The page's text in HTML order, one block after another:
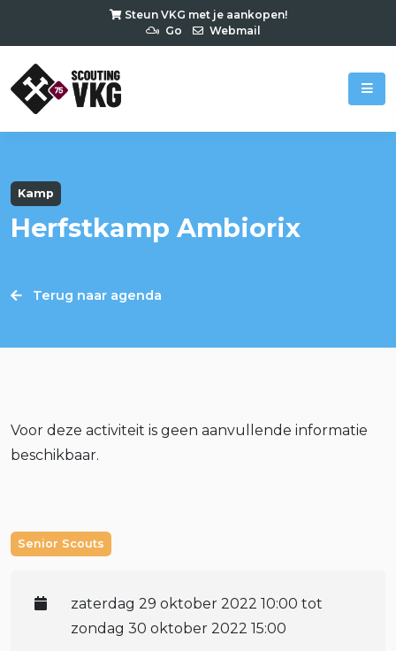
Steun VKG met je aankopen!
Go
Webmail
Kamp
Herfstkamp Ambiorix
Terug naar agenda
Voor deze activiteit is geen aanvullende informatie
beschikbaar.
Senior Scouts
zaterdag 29 oktober 2022 10:00 tot
zondag 30 oktober 2022 15:00